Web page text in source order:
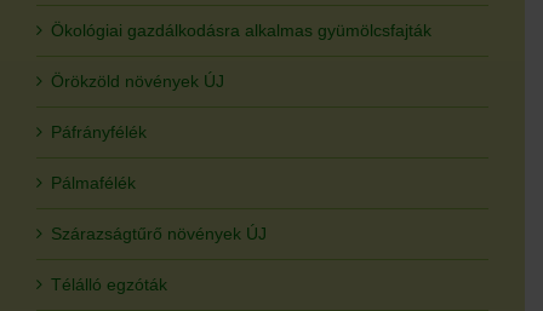
Ökológiai gazdálkodásra alkalmas gyümölcsfajták
Örökzöld növények ÚJ
Páfrányfélék
Pálmafélék
Szárazságtűrő növények ÚJ
Télálló egzóták